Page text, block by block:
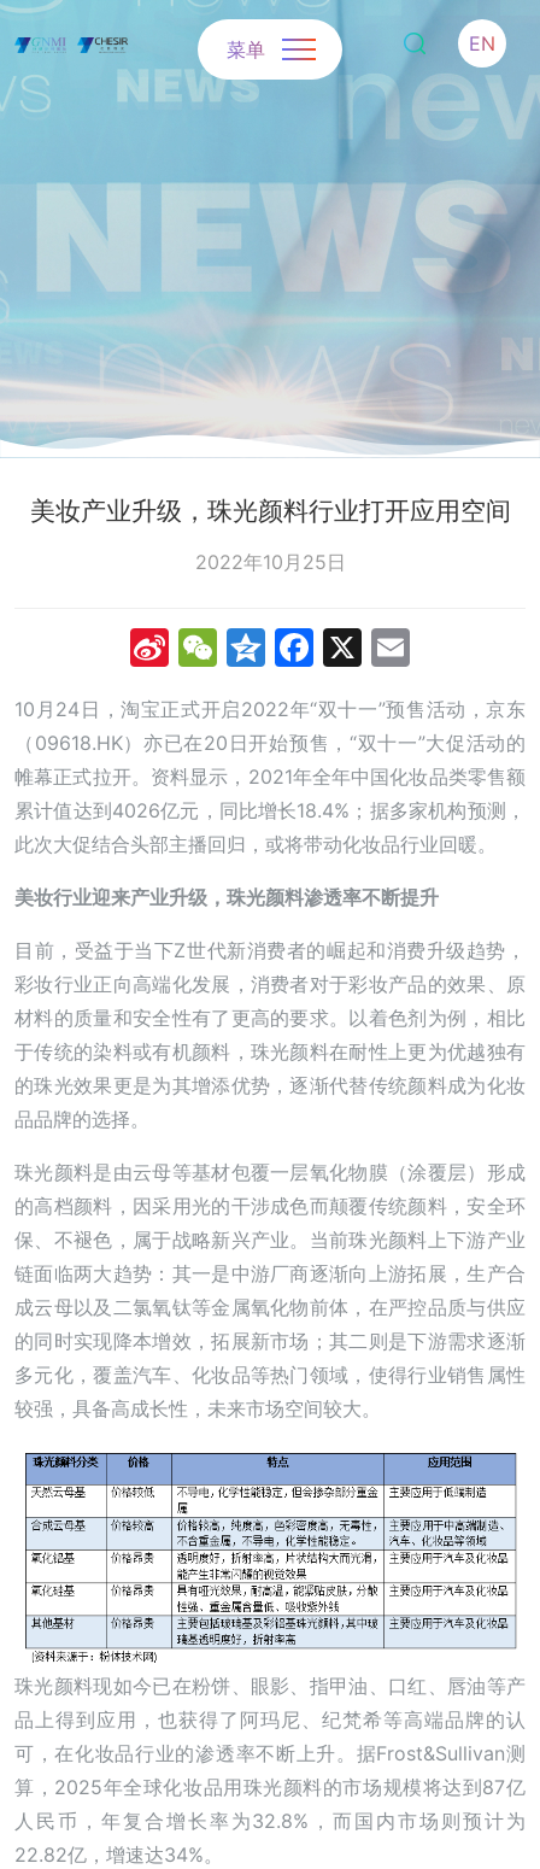
EN
菜单
美妆产业升级，珠光颜料行业打开应用空间
2022年10月25日
SinaWeChat
Qzone
Facebook
X
10月24日，淘宝正式开启2022年“双十一”预售活动，京东
（09618.HK）亦已在20日开始预售，“双十一”大促活动的
帷幕正式拉开。资料显示，2021年全年中国化妆品类零售额
累计值达到4026亿元，同比增长18.4%；据多家机构预测，
此次大促结合头部主播回归，或将带动化妆品行业回暖。
美妆行业迎来产业升级，珠光颜料渗透率不断提升
目前，受益于当下Z世代新消费者的崛起和消费升级趋势，
彩妆行业正向高端化发展，消费者对于彩妆产品的效果、原
材料的质量和安全性有了更高的要求。以着色剂为例，相比
于传统的染料或有机颜料，珠光颜料在耐性上更为优越独有
的珠光效果更是为其增添优势，逐渐代替传统颜料成为化妆
品品牌的选择。
珠光颜料是由云母等基材包覆一层氧化物膜（涂覆层）形成
的高档颜料，因采用光的干涉成色而颠覆传统颜料，安全环
保、不褪色，属于战略新兴产业。当前珠光颜料上下游产业
链面临两大趋势：其一是中游厂商逐渐向上游拓展，生产合
成云母以及二氯氧钛等金属氧化物前体，在严控品质与供应
的同时实现降本增效，拓展新市场；其二则是下游需求逐渐
多元化，覆盖汽车、化妆品等热门领域，使得行业销售属性
较强，具备高成长性，未来市场空间较大。
珠光颜料现如今已在粉饼、眼影、指甲油、口红、唇油等产
品上得到应用，也获得了阿玛尼、纪梵希等高端品牌的认
可，在化妆品行业的渗透率不断上升。据Frost&Sullivan测
算，2025年全球化妆品用珠光颜料的市场规模将达到87亿
人民币，年复合增长率为32.8%，而国内市场则预计为
22.82亿，增速达34%。